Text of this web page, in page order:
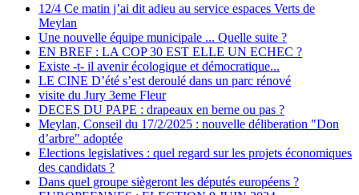
12/4 Ce matin j’ai dit adieu au service espaces Verts de
Meylan
Une nouvelle équipe municipale ... Quelle suite ?
EN BREF : LA COP 30 EST ELLE UN ECHEC ?
Existe -t- il avenir écologique et démocratique...
LE CINE D’été s’est deroulé dans un parc rénové
visite du Jury 3eme Fleur
DECES DU PAPE : drapeaux en berne ou pas ?
Meylan, Conseil du 17/2/2025 : nouvelle déliberation "Don
d’arbre" adoptée
Elections legislatives : quel regard sur les projets économiques
des candidats ?
Dans quel groupe siègeront les députés européens ?